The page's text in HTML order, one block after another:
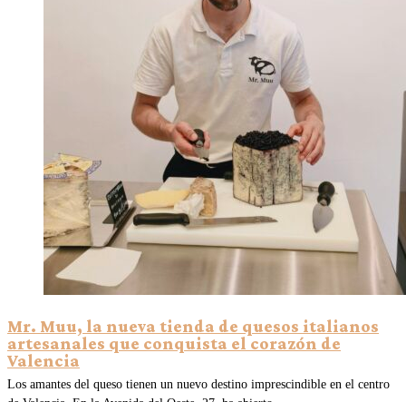
Mr. Muu, la nueva tienda de quesos italianos
artesanales que conquista el corazón de
Valencia
Los amantes del queso tienen un nuevo destino imprescindible en el centro